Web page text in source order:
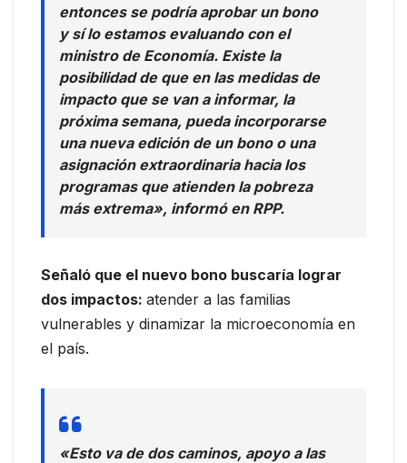
entonces se podría aprobar un bono
y sí lo estamos evaluando con el
ministro de Economía. Existe la
posibilidad de que en las medidas de
impacto que se van a informar, la
próxima semana, pueda incorporarse
una nueva edición de un bono o una
asignación extraordinaria hacia los
programas que atienden la pobreza
más extrema», informó en RPP.
Señaló que el nuevo bono buscaría lograr
dos impactos: atender a las familias
vulnerables y dinamizar la microeconomía en
el país.
«Esto va de dos caminos, apoyo a las